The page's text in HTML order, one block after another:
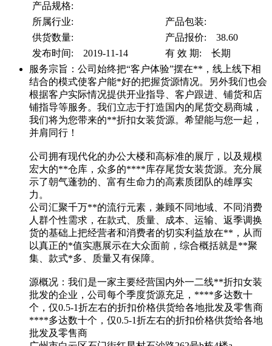
产品规格:
所属行业:
产品包装:
供货数量:
产品报价: 38.60
发布时间: 2019-11-14
有 效 期: 长期
服务宗旨：公司始终把“客户体验”摆在**，线上线下相
结合的模式使客户能*好的把握货源情况。另外我们也会
根据客户实际情况提供开业指导、客户跟进、铺货和店
铺指导等服务。我们立志于打造国内的尾货交易商城，
我们将为您带来的**折扣女装货源。希望能与您一起，
并肩同行！
公司拥有现代化的办公大楼和高标准的展厅，以及规模
宏大的**仓库，众多的****库存尾货女装货源。充分展
示了朝气蓬勃的、富有生命力的高素质团队的雄厚实
力。
公司汇聚千万**的流行元素，兼顾不同地域、不同消费
人群个性需求，在款式、质量、成本、运输、返季调换
货的基础上把经营者和消费者的切实利益放在**，从而
以真正的*值实惠展示在大众面前，综合概括就是**聚
集、款式*多、质量又有保障。
源概况：我们是一家主要经营国内外一二线**折扣女装
批发的企业，公司每个季度货源充足，****多达数十
个，仅0.5-1折左右的折扣价格供货给各地批发及零售商
****多达数十个，仅0.5-1折左右的折扣价格供货给各地
批发及零售商